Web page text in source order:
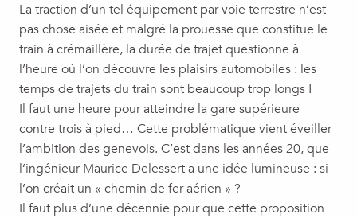
La traction d’un tel équipement par voie terrestre n’est
pas chose aisée et malgré la prouesse que constitue le
train à crémaillère, la durée de trajet questionne à
l’heure où l’on découvre les plaisirs automobiles : les
temps de trajets du train sont beaucoup trop longs !
Il faut une heure pour atteindre la gare supérieure
contre trois à pied… Cette problématique vient éveiller
l’ambition des genevois. C’est dans les années 20, que
l’ingénieur Maurice Delessert a une idée lumineuse : si
l’on créait un « chemin de fer aérien » ?
Il faut plus d’une décennie pour que cette proposition